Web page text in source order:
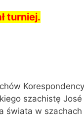
turniej.
szachistę
świata w